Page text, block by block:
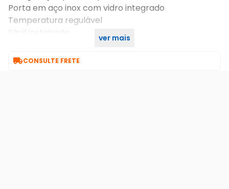
Porta em aço inox com vidro integrado
Temperatura regulável
Fácil instalação
ver mais
CONSULTE FRETE